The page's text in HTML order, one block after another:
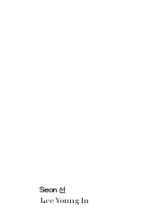
Seon 선
Lee Young In